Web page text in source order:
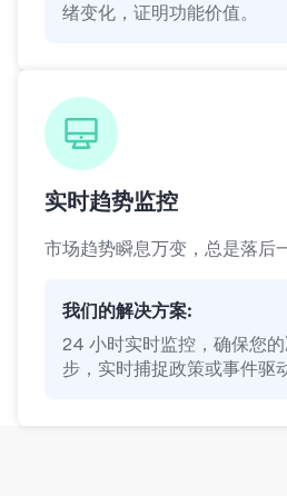
绪变化，证明功能价值。
实时趋势监控
市场趋势瞬息万变，总是落后
我们的解决方案:
24 小时实时监控，确保您
步，实时捕捉政策或事件驱